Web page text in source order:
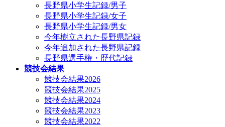
長野県小学生記録/男子
長野県小学生記録/女子
長野県小学生記録/男女
今年樹立された長野県記録
今年追加された長野県記録
長野県選手権・歴代記録
競技会結果
競技会結果2026
競技会結果2025
競技会結果2024
競技会結果2023
競技会結果2022